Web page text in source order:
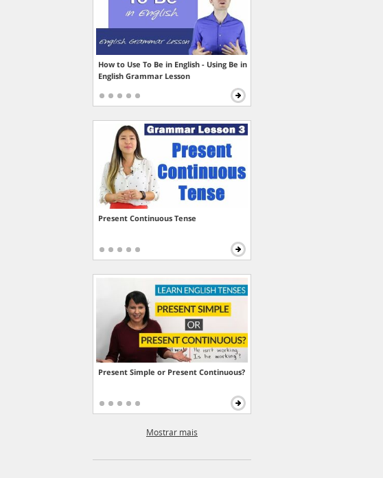
How to Use To Be in English - Using Be in
English Grammar Lesson
Present Continuous Tense
Present Simple or Present Continuous?
Mostrar mais